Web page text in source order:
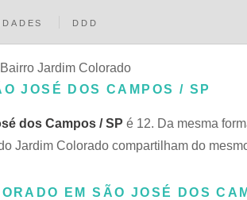
DDD
Bairro Jardim Colorado
JOSÉ DOS CAMPOS / SP
dos Campos / SP é 12. Da mesma
Jardim Colorado compartilham do
EM SÃO JOSÉ DOS